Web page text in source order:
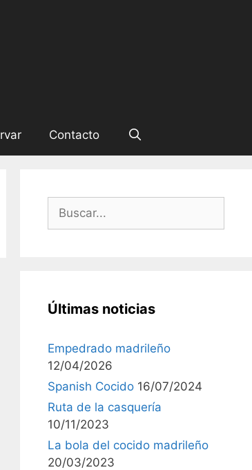
Contacto
Últimas noticias
Empedrado madrileño
12/04/2026
Spanish Cocido 16/07/2024
Ruta de la casquería
10/11/2023
La bola del cocido madrileño
20/03/2023